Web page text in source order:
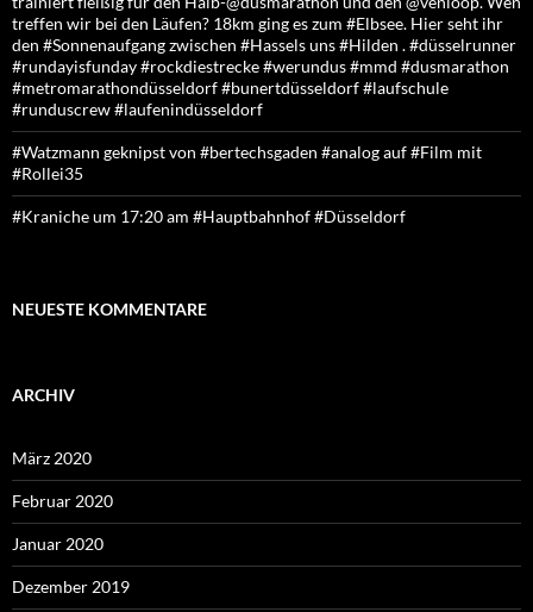
treffen wir bei den Läufen? 18km ging es zum #Elbsee. Hier seht ihr
den #Sonnenaufgang zwischen #Hassels uns #Hilden . #düsselrunner
#rundayisfunday #rockdiestrecke #werundus #mmd #dusmarathon
#metromarathondüsseldorf #bunertdüsseldorf #laufschule
#runduscrew #laufenindüsseldorf
#Watzmann geknipst von #bertechsgaden #analog auf #Film mit
#Rollei35
#Kraniche um 17:20 am #Hauptbahnhof #Düsseldorf
NEUESTE KOMMENTARE
ARCHIV
März 2020
Februar 2020
Januar 2020
Dezember 2019